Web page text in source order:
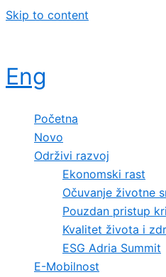
Skip to content
Eng
Početna
Novo
Održivi razvoj
Ekonomski rast
Očuvanje životne
Pouzdan pristup
Kvalitet života i
ESG Adria Summit
E-Mobilnost